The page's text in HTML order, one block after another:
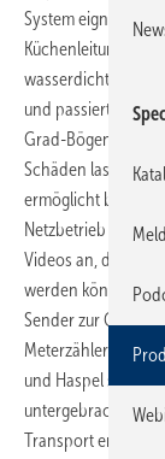
System eignet sich
Küchenleitungen
wasserdichte
und passiert mit
Grad-Bögen in
Schäden lassen
ermöglicht bis zu
Netzbetrieb
Videos an, die
werden können.
Sender zur Ortung
Meterzähler sowie
und Haspel sind in
untergebracht, der
Transport